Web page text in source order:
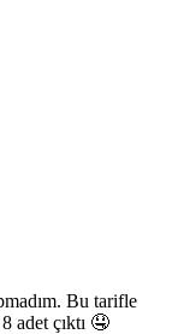
Bu tarifle
adet çıktı 🤤